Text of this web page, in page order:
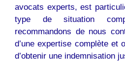
avocats experts, est
type de situation
recommandons de nous
d’une expertise complète et
d’obtenir une indemnisation